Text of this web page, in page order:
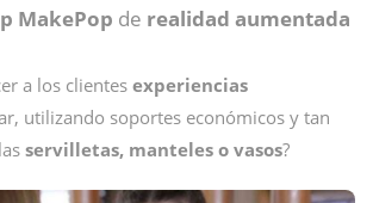
MakePop de realidad aumentada
a los clientes experiencias
utilizando soportes económicos y tan
servilletas, manteles o vasos?